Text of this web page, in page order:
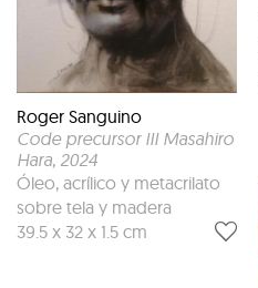
Roger Sanguino
Code precursor III Masahiro
Hara, 2024
Óleo, acrílico y metacrilato
sobre tela y madera
39.5 x 32 x 1.5 cm